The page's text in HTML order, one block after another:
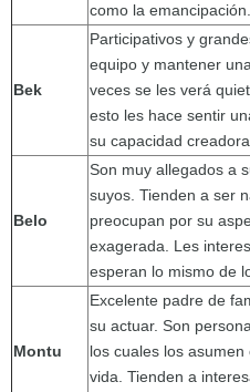
como la emancipación.
Bek
Participativos y
equipo y mantener
veces se les verá
esto les hace sentir
su capacidad creadora.
Belo
Son muy allegados a
suyos. Tienden a ser
preocupan por su
exagerada. Les
esperan lo mismo de
Montu
Excelente padre de
su actuar. Son
los cuales los
vida. Tienden a